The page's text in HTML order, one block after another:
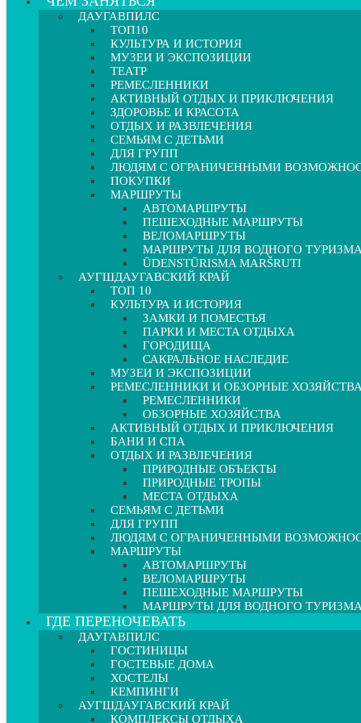
ДАУГАВПИЛС
ТОП10
КУЛЬТУРА И ИСТОРИЯ
МУЗЕИ И ЭКСПОЗИЦИИ
ТЕАТР
РЕМЕСЛЕННИКИ
АКТИВНЫЙ ОТДЫХ И ПРИКЛЮЧЕНИЯ
ЗДОРОВЬЕ И КРАСОТА
ОТДЫХ И РАЗВЛЕЧЕНИЯ
СЕМЬЯМ С ДЕТЬМИ
ДЛЯ ГРУПП
ЛЮДЯМ С ОГРАНИЧЕННЫМИ
ПОКУПКИ
МАРШРУТЫ
АВТОМАРШРУТЫ
ПЕШЕХОДНЫЕ МАРШРУТЫ
ВЕЛОМАРШРУТЫ
МАРШРУТЫ ДЛЯ ВОДНОГО ТУРИЗМА
ŪDENSTŪRISMA MARŠRUTI
АУГШДАУГАВСКИЙ КРАЙ
ТОП 10
КУЛЬТУРА И ИСТОРИЯ
ЗАМКИ И ПОМЕСТЬЯ
ПАРКИ И МЕСТА ОТДЫХА
ГОРОДИЩА
САКРАЛЬНОЕ НАСЛЕДИЕ
МУЗЕИ И ЭКСПОЗИЦИИ
РЕМЕСЛЕННИКИ И ОБЗОРНЫЕ ХОЗЯЙСТВА
РЕМЕСЛЕННИКИ
ОБЗОРНЫЕ ХОЗЯЙСТВА
АКТИВНЫЙ ОТДЫХ И ПРИКЛЮЧЕНИЯ
БАНИ И СПА
ОТДЫХ И РАЗВЛЕЧЕНИЯ
ПРИРОДНЫЕ ОБЪЕКТЫ
ПРИРОДНЫЕ ТРОПЫ
МЕСТА ОТДЫХА
СЕМЬЯМ С ДЕТЬМИ
ДЛЯ ГРУПП
ЛЮДЯМ С ОГРАНИЧЕННЫМИ
МАРШРУТЫ
АВТОМАРШРУТЫ
ВЕЛОМАРШРУТЫ
ПЕШЕХОДНЫЕ МАРШРУТЫ
МАРШРУТЫ ДЛЯ ВОДНОГО ТУРИЗМА
ГДЕ ПЕРЕНОЧЕВАТЬ
ДАУГАВПИЛС
ГОСТИНИЦЫ
ГОСТЕВЫЕ ДОМА
ХОСТЕЛЫ
КЕМПИНГИ
АУГШДАУГАВСКИЙ КРАЙ
КОМПЛЕКСЫ ОТДЫХА